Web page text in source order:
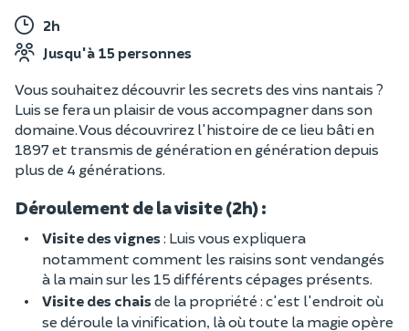
2h
Jusqu'à 15 personnes
Vous souhaitez découvrir les secrets des vins nantais ?
Luis se fera un plaisir de vous accompagner dans son
domaine. Vous découvrirez l'histoire de ce lieu bâti en
1897 et transmis de génération en génération depuis
plus de 4 générations.
Déroulement de la visite (2h) :
Visite des vignes: Luis vous expliquera
notamment comment les raisins sont vendangés
à la main sur les 15 différents cépages présents.
Visite des chaisde la propriété : c'est l'endroit où
se déroule la vinification, là où toute la magie opère